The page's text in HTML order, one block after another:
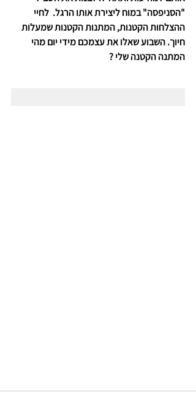
"הסניפסה" במוח ליצירת אותו הרגל.  לחיי
ההצלחות הקטנות, המתנות הקטנות שמעלות
חיוך. השבוע שאלו את עצמכם מידי יום מהי
המתנה הקטנה שלי ?